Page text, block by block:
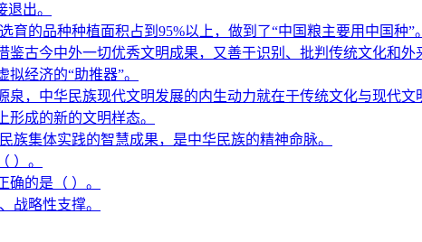
出。
的品种种植面积占到95%以上，做到了“中国粮主要用中国种”。
鉴古今中外一切优秀文明成果，又善于识别、批判传统文化和外
经济的“助推器”。
，中华民族现代文明发展的内生动力就在于传统文化与现代文
形成的新的文明样态。
族集体实践的智慧成果，是中华民族的精神命脉。
）。
确的是（ ）。
战略性支撑。